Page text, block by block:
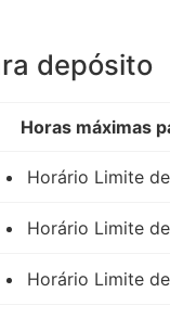
depósito
Horas máximas
Horário Limite
Horário Limite
Horário Limite